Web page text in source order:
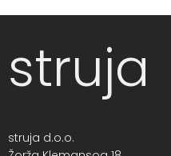
struja
struja d.o.o.